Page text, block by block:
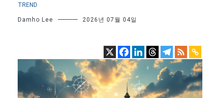
TREND
Damho Lee 2026년 07월 04일